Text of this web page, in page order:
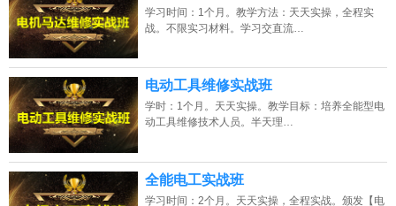
学习时间：1个月。教学方法：天天实操，全程实
战。不限实习材料。学习交直流…
电动工具维修实战班
学时：1个月。天天实操。教学目标：培养全能型电
动工具维修技术人员。半天理…
全能电工实战班
学习时间：2个月。天天实操，全程实战。颁发【电